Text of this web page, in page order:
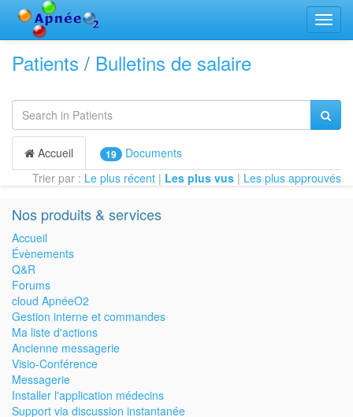
la
Patients / Bulletins de salaire
Accueil 19
Documents
Trier par : Le plus récent | Les plus vus | Les plus approuvés
Nos produits & services
Accueil
Évènements
Q&R
Forums
cloud ApnéeO2
Gestion interne et commandes
Ma liste d'actions
Ancienne messagerie
Visio-Conférence
Messagerie
Installer l'application médecins
Support via discussion instantanée